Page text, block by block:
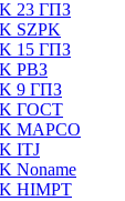
23 ГПЗ
SZPK
15 ГПЗ
РВЗ
9 ГПЗ
ГОСТ
MAPCO
ITJ
Noname
HIMPT